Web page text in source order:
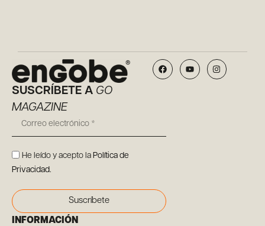
SUSCRÍBETE A GO
MAGAZINE
He leído y acepto la Política de
Privacidad.
Suscríbete
INFORMACIÓN